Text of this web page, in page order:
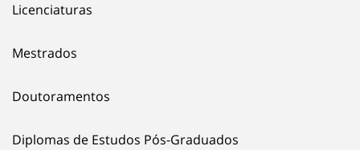
Licenciaturas
Mestrados
Doutoramentos
Diplomas de Estudos Pós-Graduados